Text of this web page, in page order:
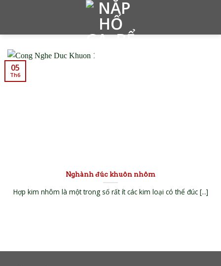
Nghành đúc khuôn nhôm
Hợp kim nhôm là một trong số rất ít các kim loại có thể đúc [...]
05
Th6